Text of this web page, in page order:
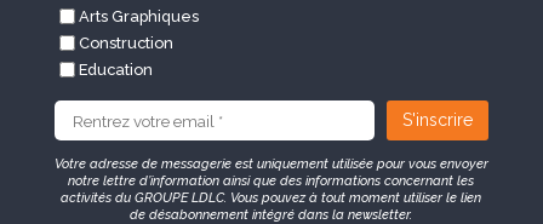
Arts Graphiques
Construction
Education
Votre adresse de messagerie est uniquement utilisée pour vous envoyer
notre lettre d’information ainsi que des informations concernant les
activités du GROUPE LDLC. Vous pouvez à tout moment utiliser le lien
de désabonnement intégré dans la newsletter.